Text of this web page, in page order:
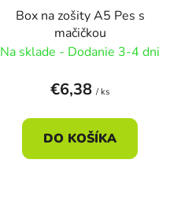
Box na zošity A5 Pes s
mačičkou
Na sklade - Dodanie 3-4 dni
€6,38 / ks
DO KOŠÍKA